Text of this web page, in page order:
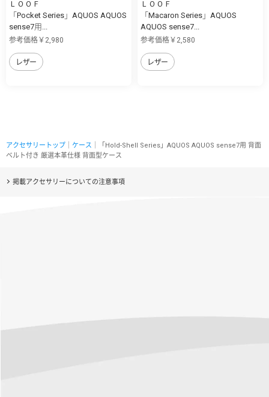
ＬＯＯＦ
「Pocket Series」AQUOS AQUOS
sense7用...
参考価格￥2,980
レザー
ＬＯＯＦ
「Macaron Series」AQUOS
AQUOS sense7...
参考価格￥2,580
レザー
アクセサリートップ ケース ｜「Hold-Shell Series」AQUOS AQUOS sense7用 背面
ベルト付き 厳選本革仕様 背面型ケース
掲載アクセサリーについての注意事項